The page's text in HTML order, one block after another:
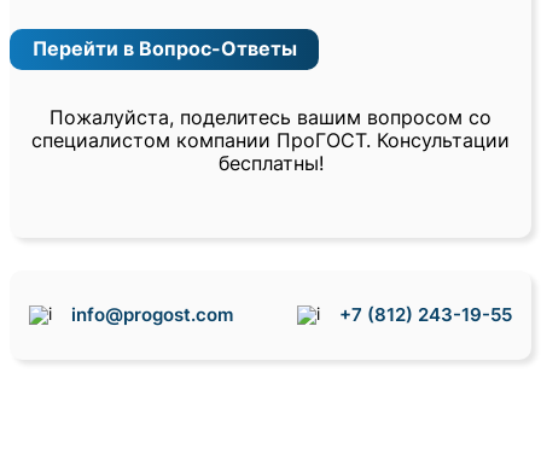
Перейти в Вопрос-Ответы
Пожалуйста, поделитесь вашим вопросом со
специалистом компании ПроГОСТ. Консультации
бесплатны!
info@progost.com +7 (812) 243-19-55